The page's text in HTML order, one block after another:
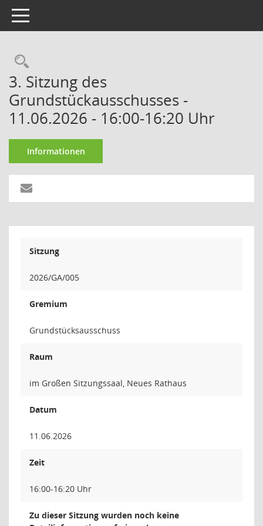
Toggle navigation
Rechercheauswahl
3. Sitzung des
Grundstückausschusses -
11.06.2026 - 16:00-16:20 Uhr
Informationen
Sitzung
2026/GA/005
Gremium
Grundstücksausschuss
Raum
im Großen Sitzungssaal, Neues Rathaus
Datum
11.06.2026
Zeit
16:00-16:20 Uhr
Zu dieser Sitzung wurden noch keine